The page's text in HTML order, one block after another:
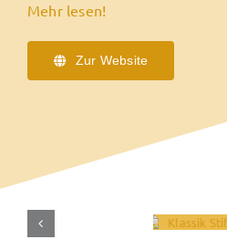
Mehr lesen!
Zur Website